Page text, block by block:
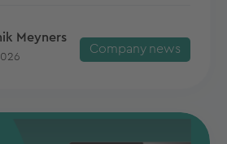
Meyners
Company news